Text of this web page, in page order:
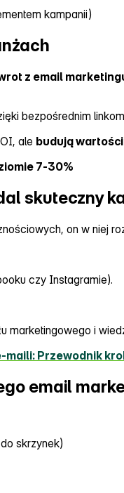
kampanii)
z email
bezpośrednim
ale budują
7‑30%
skuteczny
on w niej
czy Instagramie).
marketingowego i
Przewodnik
email
skrzynek)